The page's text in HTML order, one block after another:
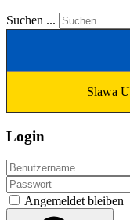
Suchen ...
Slawa
Login
Angemeldet bleiben